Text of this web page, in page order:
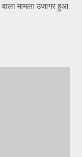
मामला उजागर हुआ